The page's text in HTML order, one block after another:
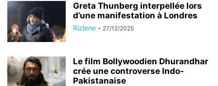
Greta Thunberg interpellée lors
d’une manifestation à Londres
Rizlene - 27/12/2025
Le film Bollywoodien Dhurandhar
crée une controverse Indo-
Pakistanaise